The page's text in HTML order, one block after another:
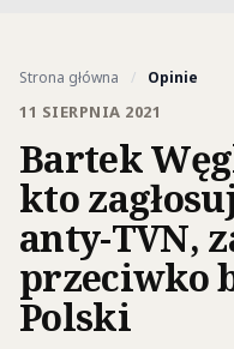
Strona główna / Opinie
11 SIERPNIA 2021
Bartek
kto
anty-TVN,
przeciwko
Polski